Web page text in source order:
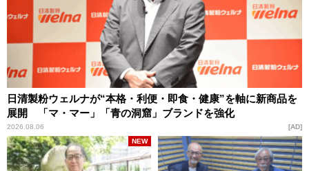
日清製粉ウェルナが“本格・利便・即食・健康”を軸に新商品を
展開 「マ・マー」「青の洞窟」ブランドを強化
2026.08.06 AD
NEW